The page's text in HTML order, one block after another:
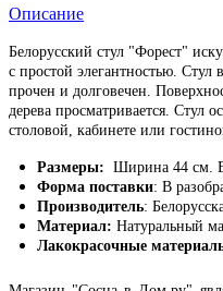
Описание
Белорусский стул "Форест"
с простой элегантностью.
прочен и долговечен.
дерева просматривается. Стул
столовой, кабинете или
Размеры: Ширина 44 см.
Форма поставки: В
Производитель:
Материал: Натуральный
Лакокрасочные